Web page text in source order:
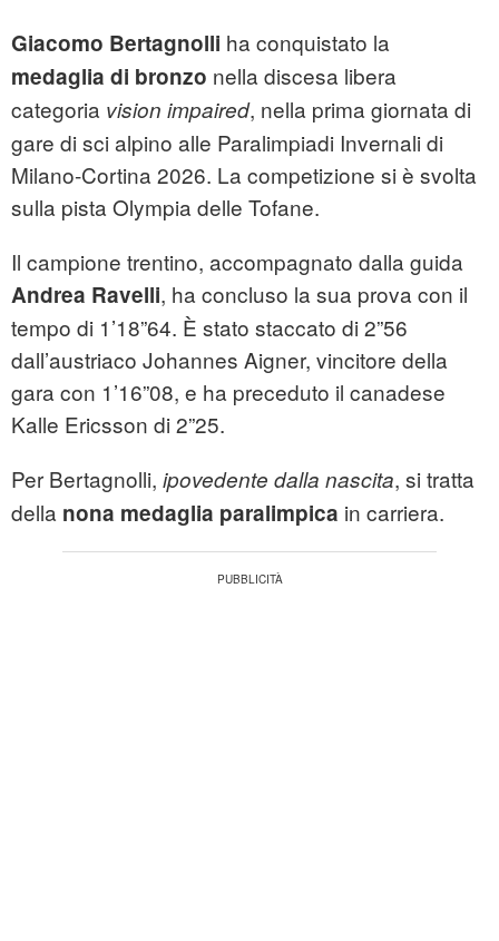
Giacomo Bertagnolli ha conquistato la
medaglia di bronzo nella discesa libera
categoria vision impaired, nella prima giornata di
gare di sci alpino alle Paralimpiadi Invernali di
Milano‑Cortina 2026. La competizione si è svolta
sulla pista Olympia delle Tofane.
Il campione trentino, accompagnato dalla guida
Andrea Ravelli, ha concluso la sua prova con il
tempo di 1’18”64. È stato staccato di 2”56
dall’austriaco Johannes Aigner, vincitore della
gara con 1’16”08, e ha preceduto il canadese
Kalle Ericsson di 2”25.
Per Bertagnolli, ipovedente dalla nascita, si tratta
della nona medaglia paralimpica in carriera.